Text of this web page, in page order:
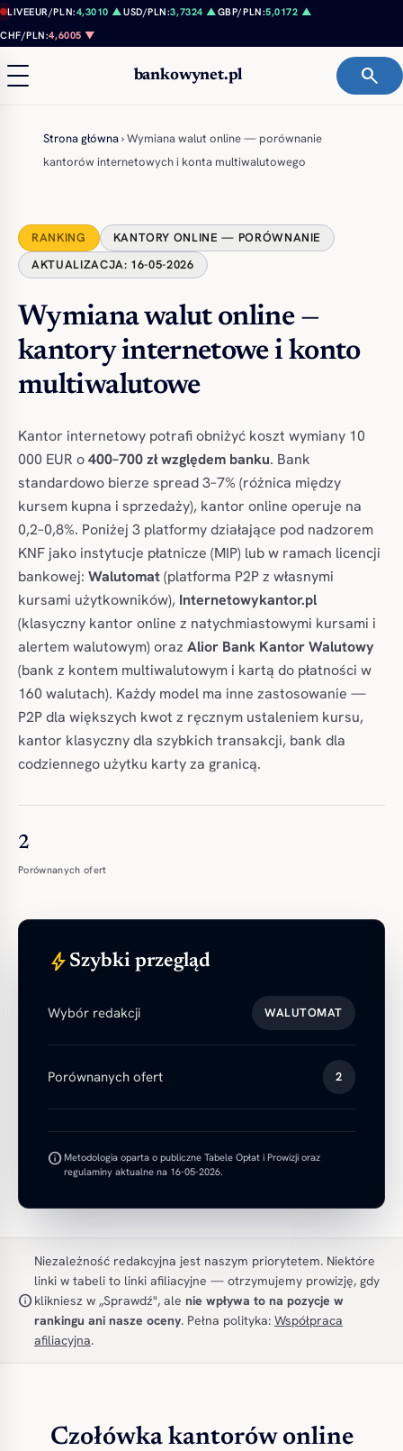
Przejdź do treści
LIVEEUR/PLN:4,3010 ▲USD/PLN:3,7324 ▲GBP/PLN:5,0172 ▲
CHF/PLN:4,6005 ▼
bankowynet.pl search
Strona główna›Wymiana walut online — porównanie
kantorów internetowych i konta multiwalutowego
RANKING
KANTORY ONLINE — PORÓWNANIE
AKTUALIZACJA: 16-05-2026
Wymiana walut online —
kantory internetowe i konto
multiwalutowe
Kantor internetowy potrafi obniżyć koszt wymiany 10
000 EUR o400–700 zł względem banku. Bank
standardowo bierze spread 3–7% (różnica między
kursem kupna i sprzedaży), kantor online operuje na
0,2–0,8%. Poniżej 3 platformy działające pod nadzorem
KNF jako instytucje płatnicze (MIP) lub w ramach licencji
bankowej: Walutomat(platforma P2P z własnymi
kursami użytkowników), Internetowykantor.pl
(klasyczny kantor online z natychmiastowymi kursami i
alertem walutowym) oraz Alior Bank Kantor Walutowy
(bank z kontem multiwalutowym i kartą do płatności w
160 walutach). Każdy model ma inne zastosowanie —
P2P dla większych kwot z ręcznym ustaleniem kursu,
kantor klasyczny dla szybkich transakcji, bank dla
codziennego użytku karty za granicą.
2
Porównanych ofert
bolt Szybki przegląd
Wybór redakcji WALUTOMAT
Porównanych ofert 2
infoMetodologia oparta o publiczne Tabele Opłat i Prowizji oraz
regulaminy aktualne na 16-05-2026.
info
Niezależność redakcyjna jest naszym priorytetem. Niektóre
linki w tabeli to linki afiliacyjne — otrzymujemy prowizję, gdy
klikniesz w „Sprawdź", ale nie wpływa to na pozycje w
rankingu ani nasze oceny. Pełna polityka: Współpraca
afiliacyjna.
Czołówka kantorów online